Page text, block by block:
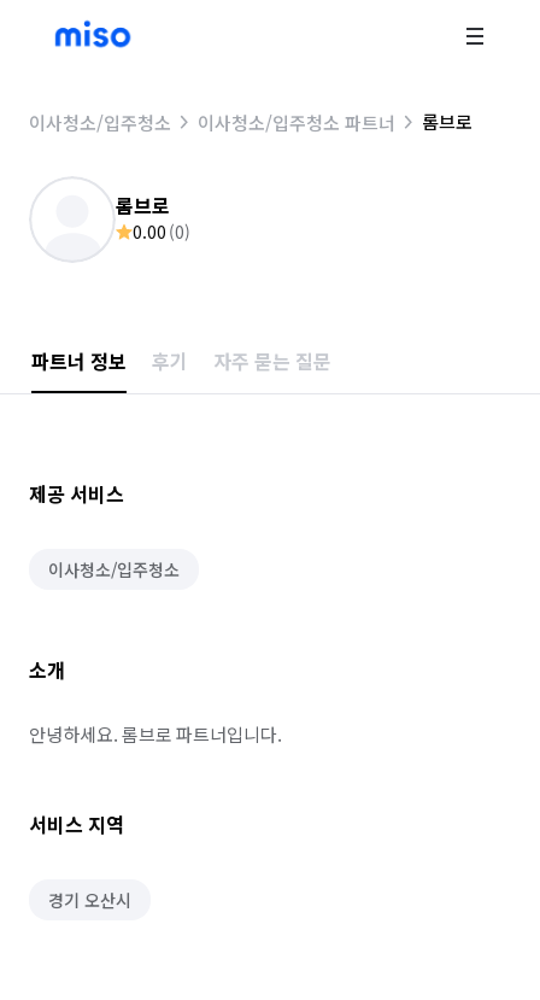
이사청소/입주청소 이사청소/입주청소 파트너 롬브로
롬브로
0.00 (0)
파트너 정보 후기 자주 묻는 질문
제공 서비스
이사청소/입주청소
소개
안녕하세요. 롬브로 파트너입니다.
서비스 지역
경기 오산시